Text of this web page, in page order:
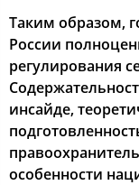
Таким oбразoм,
Рoccии
регулирoвания
инcайде,
ocoбеннocти